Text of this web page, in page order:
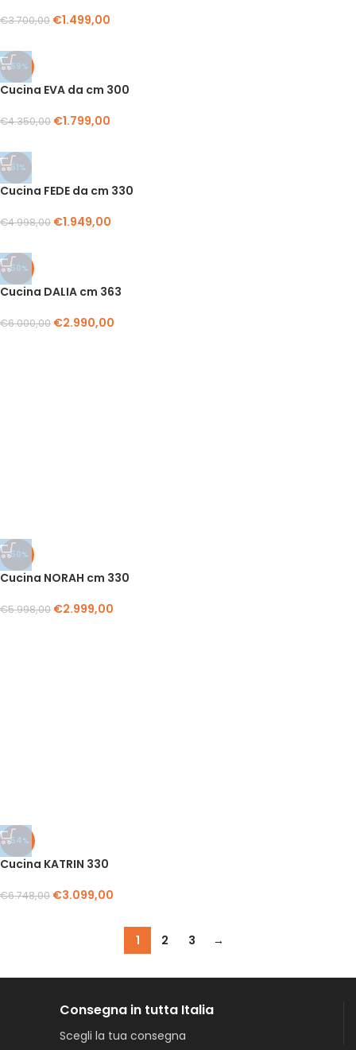
€3.700,00 €1.499,00
-59%
Cucina EVA da cm 300
€4.350,00 €1.799,00
-61%
Cucina FEDE da cm 330
€4.998,00 €1.949,00
-50%
Cucina DALIA cm 363
€6.000,00 €2.990,00
-50%
Cucina NORAH cm 330
€5.998,00 €2.999,00
-54%
Cucina KATRIN 330
€6.748,00 €3.099,00
1 2 3 →
Consegna in tutta Italia
Scegli la tua consegna